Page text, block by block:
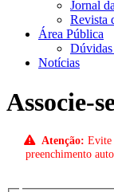
Jornal
Revista
Área Pública
Dúvidas
Notícias
Associe-
Atenção: Evite
preenchimento